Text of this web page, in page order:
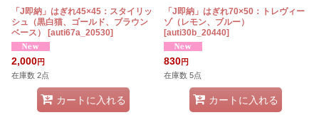
「J即納」はぎれ45×45：スタイリッ
シュ（黒白猫、ゴールド、ブラウン
ベース）
[auti67a_20530]
2,000円
在庫数 2点
カートに入れる
「J即納」はぎれ70×50：トレヴィー
ゾ（レモン、ブルー）
[auti30b_20440]
830円
在庫数 5点
カートに入れる